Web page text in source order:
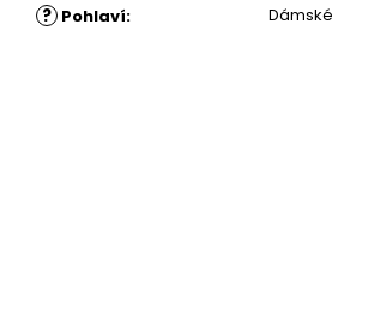
? Pohlaví: Dámské